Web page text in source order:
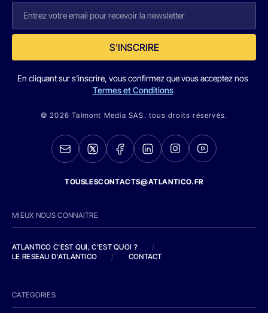
S'INSCRIRE
En cliquant sur s'inscrire, vous confirmez que vous acceptez nos
Termes et Conditions
© 2026 Talmont Media SAS. tous droits réservés.
TOUSLESCONTACTS@ATLANTICO.FR
MIEUX NOUS CONNAITRE
ATLANTICO C'EST QUI, C'EST QUOI ?
/
LE RESEAU D'ATLANTICO
/ CONTACT
CATEGORIES